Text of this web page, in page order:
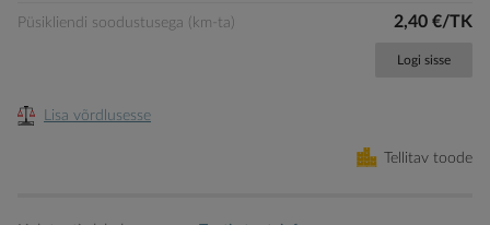
gallery
Püsikliendi soodustusega (km-ta) 2,40 €/TK
Logi sisse
Lisa võrdlusesse
Tellitav toode